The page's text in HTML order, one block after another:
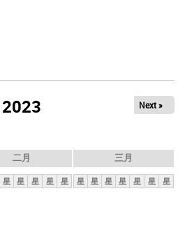
2023 Next »
二月
星 星 星 星 星
三月
星 星 星 星 星 星 星